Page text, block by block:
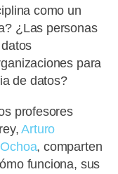
como un
¿Las personas
para
de datos?
profesores
Arturo
, comparten
funciona, sus